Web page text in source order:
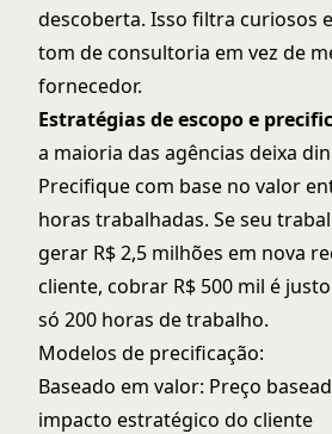
descoberta. Isso filtra curiosos
tom de consultoria em vez de
fornecedor.
Estratégias de escopo e
a maioria das agências deixa
Precifique com base no valor
horas trabalhadas. Se seu
gerar R$ 2,5 milhões em nova
cliente, cobrar R$ 500 mil é
só 200 horas de trabalho.
Modelos de precificação:
Baseado em valor: Preço
impacto estratégico do cliente